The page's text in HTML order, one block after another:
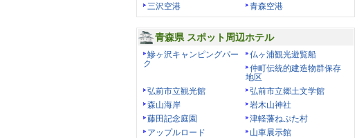
三沢空港 青森空港
青森県 スポット周辺ホテル
鰺ヶ沢キャンピングパー
ク
仏ヶ浦観光遊覧船
仲町伝統的建造物群保存
地区
弘前市立観光館
弘前市立郷土文学館
森山海岸
岩木山神社
藤田記念庭園
津軽藩ねぷた村
アップルロード
山車展示館